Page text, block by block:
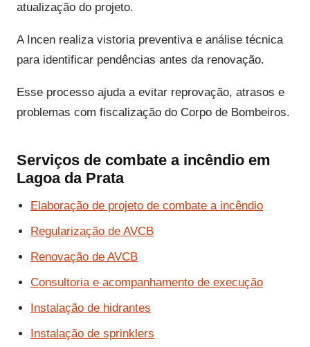
atualização do projeto.
A Incen realiza vistoria preventiva e análise técnica
para identificar pendências antes da renovação.
Esse processo ajuda a evitar reprovação, atrasos e
problemas com fiscalização do Corpo de Bombeiros.
Serviços de combate a incêndio em
Lagoa da Prata
Elaboração de projeto de combate a incêndio
Regularização de AVCB
Renovação de AVCB
Consultoria e acompanhamento de execução
Instalação de hidrantes
Instalação de sprinklers